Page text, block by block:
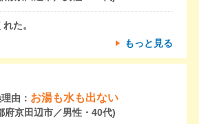
た。
もっと見る
由： お湯も水も出ない
府京田辺市／男性・40代)